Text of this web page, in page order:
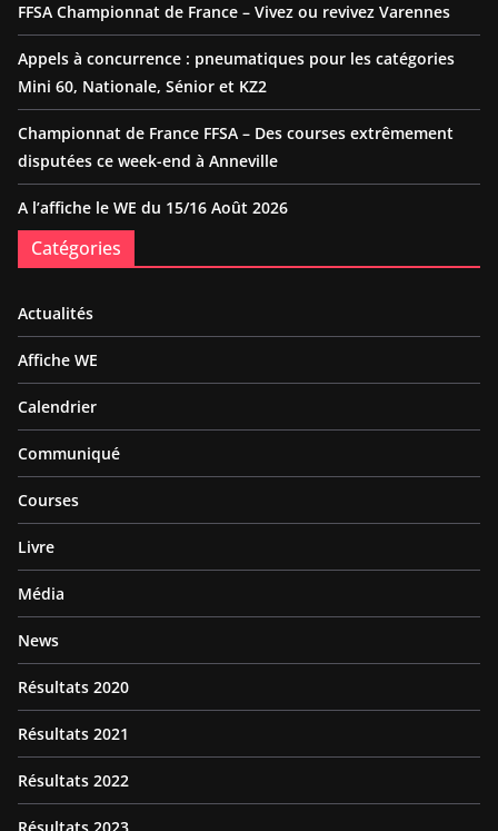
FFSA Championnat de France – Vivez ou revivez Varennes
Appels à concurrence : pneumatiques pour les catégories
Mini 60, Nationale, Sénior et KZ2
Championnat de France FFSA – Des courses extrêmement
disputées ce week-end à Anneville
A l’affiche le WE du 15/16 Août 2026
Catégories
Actualités
Affiche WE
Calendrier
Communiqué
Courses
Livre
Média
News
Résultats 2020
Résultats 2021
Résultats 2022